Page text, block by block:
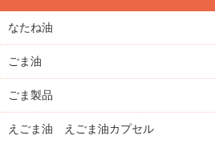
なたね油
ごま油
ごま製品
えごま油 えごま油カプセル